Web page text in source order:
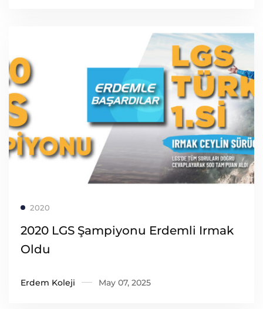
2020
2020 LGS Şampiyonu Erdemli Irmak
Oldu
Erdem Koleji May 07, 2025